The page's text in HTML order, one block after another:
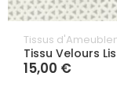
Tissus
Tissu Velours
15,00 €